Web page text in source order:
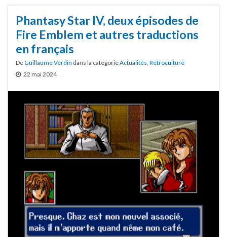
Phantasy Star IV, deux épisodes de
Fire Emblem et autres traductions
en français
DeGuillaume Verdin dans la catégorieActualités, Retroculture
22 mai 2024